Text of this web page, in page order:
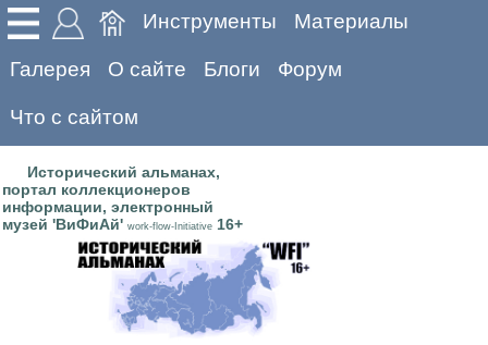
Инструменты Материалы
Галерея О сайте Блоги Форум
Что с сайтом
Исторический альманах,
портал коллекционеров
информации, электронный
музей 'ВиФиАй' work-flow-Initiative 16+